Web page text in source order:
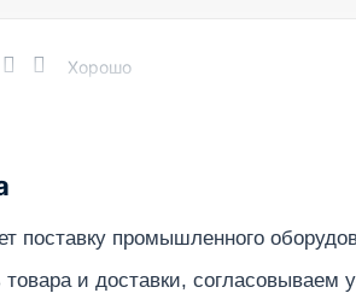
Хорошо
промышленного
и доставки,